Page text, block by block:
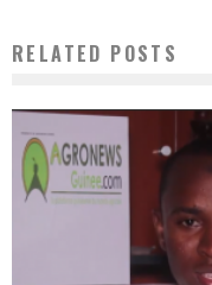
RELATED POSTS